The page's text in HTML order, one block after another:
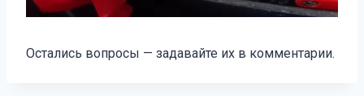
Остались вопросы — задавайте их в комментарии.